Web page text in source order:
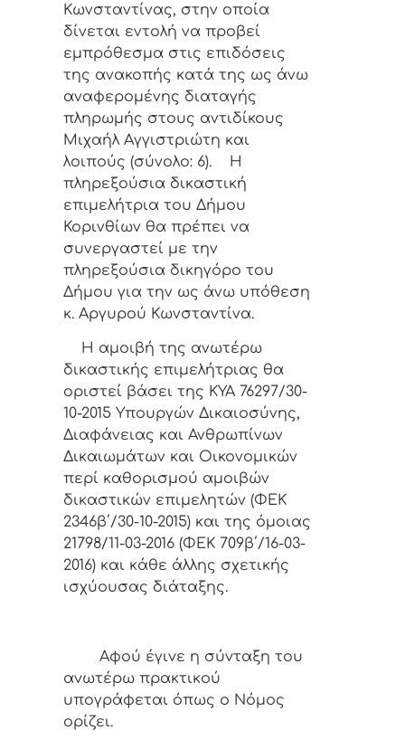
Κωνσταντίνας, στην οποία
δίνεται εντολή να προβεί
εμπρόθεσμα στις επιδόσεις
της ανακοπής κατά της ως άνω
αναφερομένης διαταγής
πληρωμής στους αντιδίκους
Μιχαήλ Αγγιστριώτη και
λοιπούς (σύνολο: 6). Η
πληρεξούσια δικαστική
επιμελήτρια του Δήμου
Κορινθίων θα πρέπει να
συνεργαστεί με την
πληρεξούσια δικηγόρο του
Δήμου για την ως άνω υπόθεση
κ. Αργυρού Κωνσταντίνα.
Η αμοιβή της ανωτέρω
δικαστικής επιμελήτριας θα
οριστεί βάσει της ΚΥΑ 76297/30-
10-2015 Υπουργών Δικαιοσύνης,
Διαφάνειας και Ανθρωπίνων
Δικαιωμάτων και Οικονομικών
περί καθορισμού αμοιβών
δικαστικών επιμελητών (ΦΕΚ
2346β΄/30-10-2015) και της όμοιας
21798/11-03-2016 (ΦΕΚ 709β΄/16-03-
2016) και κάθε άλλης σχετικής
ισχύουσας διάταξης.
Αφoύ έγιvε η σύvταξη τoυ
αvωτέρω πρακτικoύ
υπoγράφεται όπως o Νόμoς
oρίζει.